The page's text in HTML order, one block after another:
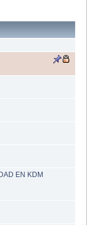
EN KDM